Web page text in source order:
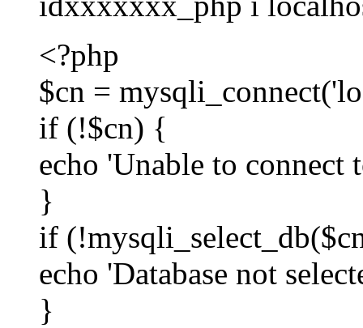
<?php
$cn =
if (!$cn) {
echo 'Unable to connect
}
if
echo 'Database not
}